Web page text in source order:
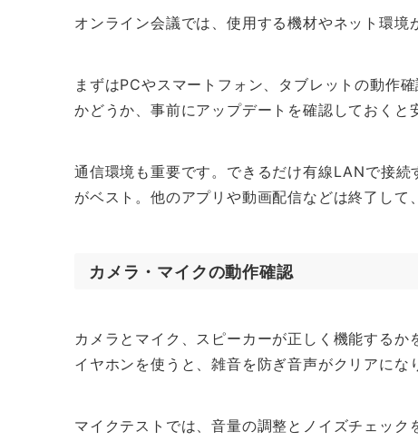
オンライン会議では、使用する機材やネット環境
まずはPCやスマートフォン、タブレットの動作
かどうか、事前にアップデートを確認しておくと
通信環境も重要です。できるだけ有線LANで接
がベスト。他のアプリや動画配信などは終了して
カメラ・マイクの動作確認
カメラとマイク、スピーカーが正しく機能する
イヤホンを使うと、雑音を防ぎ音声がクリアにな
マイクテストでは、音量の調整とノイズチェッ